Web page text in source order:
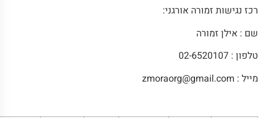
רכז נגישות זמורה אורגני:
שם : אילן זמורה
טלפון : 02-6520107
מייל : zmoraorg@gmail.com